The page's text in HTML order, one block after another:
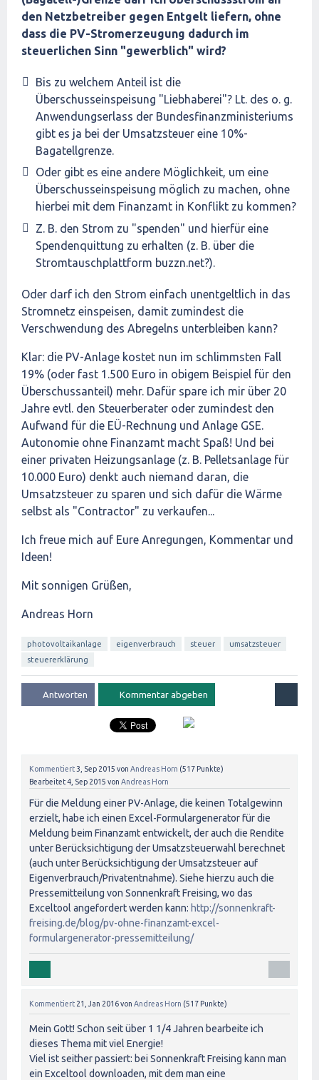
den Netzbetreiber gegen Entgelt liefern, ohne
dass die PV-Stromerzeugung dadurch im
steuerlichen Sinn "gewerblich" wird?
Bis zu welchem Anteil ist die
Überschusseinspeisung "Liebhaberei"? Lt. des o. g.
Anwendungserlass der Bundesfinanzministeriums
gibt es ja bei der Umsatzsteuer eine 10%-
Bagatellgrenze.
Oder gibt es eine andere Möglichkeit, um eine
Überschusseinspeisung möglich zu machen, ohne
hierbei mit dem Finanzamt in Konflikt zu kommen?
Z. B. den Strom zu "spenden" und hierfür eine
Spendenquittung zu erhalten (z. B. über die
Stromtauschplattform buzzn.net?).
Oder darf ich den Strom einfach unentgeltlich in das
Stromnetz einspeisen, damit zumindest die
Verschwendung des Abregelns unterbleiben kann?
Klar: die PV-Anlage kostet nun im schlimmsten Fall
19% (oder fast 1.500 Euro in obigem Beispiel für den
Überschussanteil) mehr. Dafür spare ich mir über 20
Jahre evtl. den Steuerberater oder zumindest den
Aufwand für die EÜ-Rechnung und Anlage GSE.
Autonomie ohne Finanzamt macht Spaß! Und bei
einer privaten Heizungsanlage (z. B. Pelletsanlage für
10.000 Euro) denkt auch niemand daran, die
Umsatzsteuer zu sparen und sich dafür die Wärme
selbst als "Contractor" zu verkaufen...
Ich freue mich auf Eure Anregungen, Kommentar und
Ideen!
Mit sonnigen Grüßen,
Andreas Horn
photovoltaikanlage eigenverbrauch steuer
umsatzsteuer
steuererklärung
Kommentiert 3, Sep 2015 von Andreas Horn (517 Punkte)
Bearbeitet4, Sep 2015 von Andreas Horn
Für die Meldung einer PV-Anlage, die keinen Totalgewinn
erzielt, habe ich einen Excel-Formulargenerator für die
Meldung beim Finanzamt entwickelt, der auch die Rendite
unter Berücksichtigung der Umsatzsteuerwahl berechnet
(auch unter Berücksichtigung der Umsatzsteuer auf
Eigenverbrauch/Privatentnahme). Siehe hierzu auch die
Pressemitteilung von Sonnenkraft Freising, wo das
Exceltool angefordert werden kann: http://sonnenkraft-
freising.de/blog/pv-ohne-finanzamt-excel-
formulargenerator-pressemitteilung/
Kommentiert 21, Jan 2016von Andreas Horn (517 Punkte)
Mein Gott! Schon seit über 1 1/4 Jahren bearbeite ich
dieses Thema mit viel Energie!
Viel ist seither passiert: bei Sonnenkraft Freising kann man
ein Exceltool downloaden, mit dem man eine